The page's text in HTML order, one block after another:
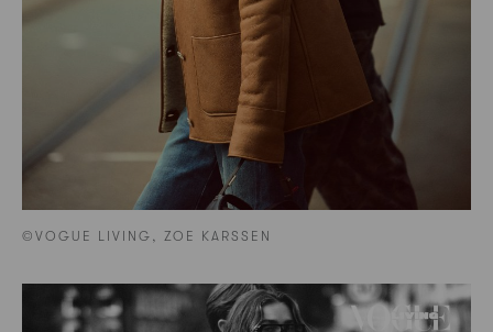
©VOGUE LIVING, ZOE KARSSEN